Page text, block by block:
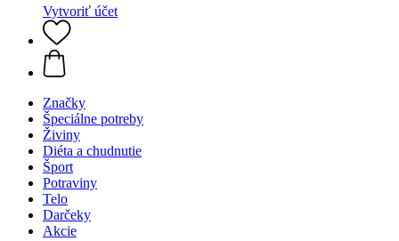
Vytvoriť účet
Značky
Špeciálne potreby
Živiny
Diéta a chudnutie
Šport
Potraviny
Telo
Darčeky
Akcie